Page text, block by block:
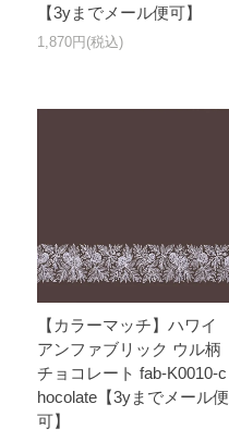
【3yまでメール便可】
1,870円(税込)
【カラーマッチ】ハワイ
アンファブリック ウル柄
チョコレート fab-K0010-c
hocolate【3yまでメール便
可】